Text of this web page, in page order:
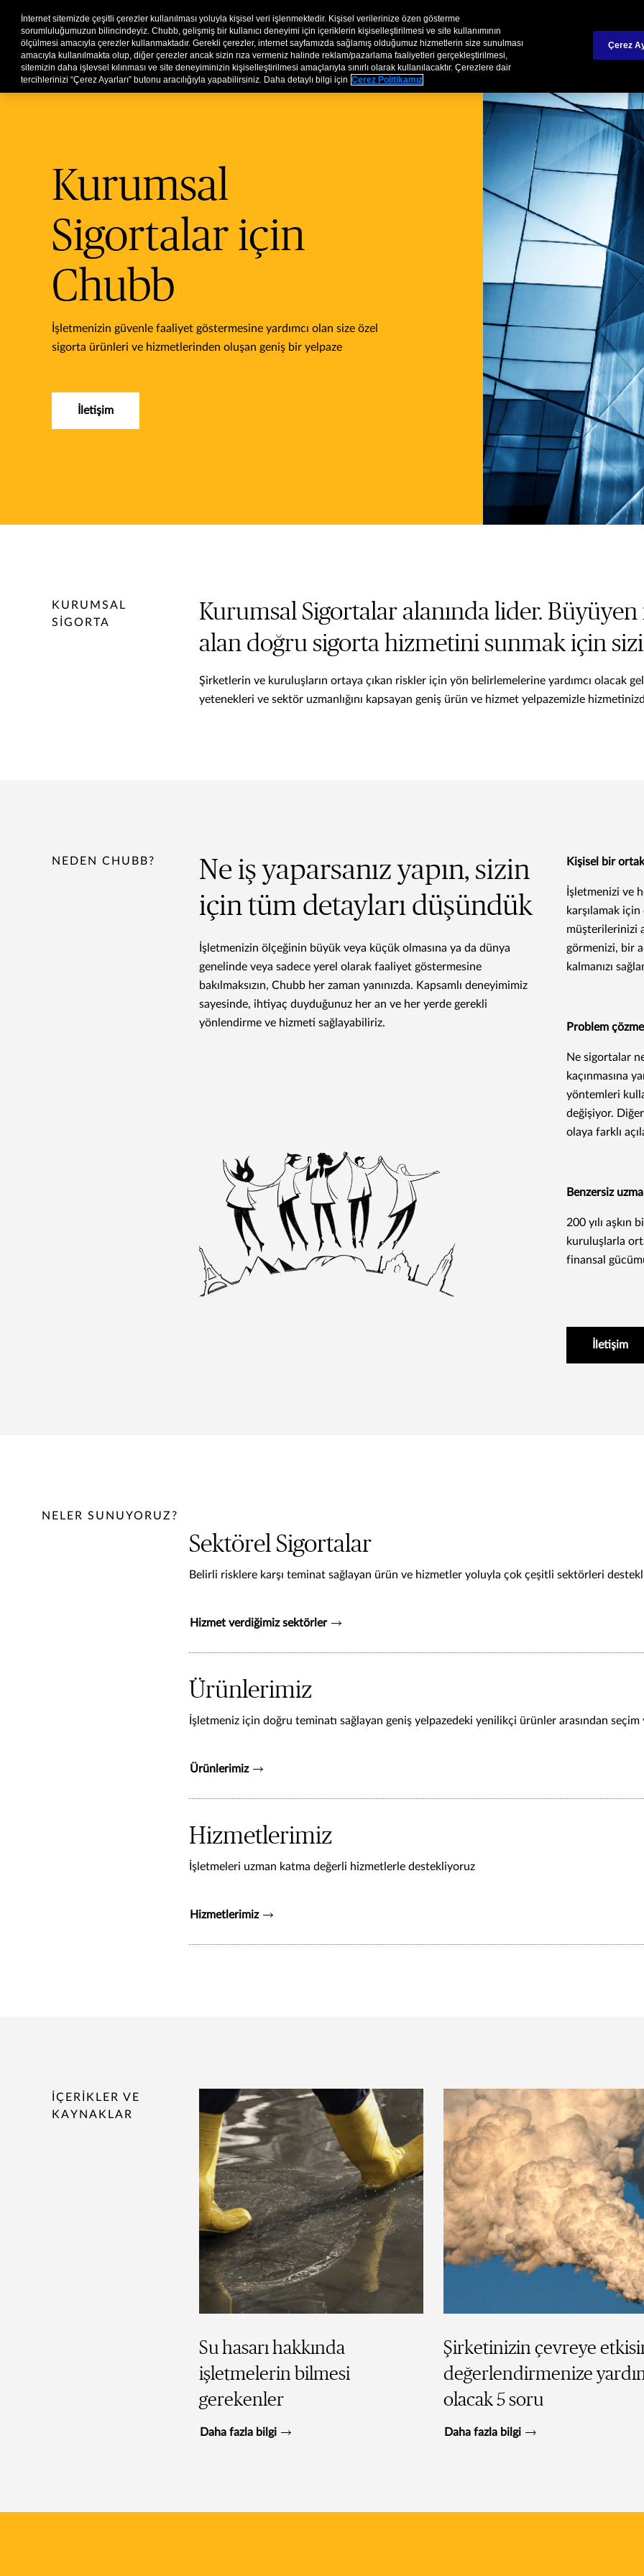
Sektörel Sigortalar Ürünlerimiz Hizmetlerimiz Hasar
Hasar Şikayet
Kurumsal
Sigortalar için
Chubb
İşletmenizin güvenle faaliyet göstermesine yardımcı olan size özel
sigorta ürünleri ve hizmetlerinden oluşan geniş bir yelpaze
İletişim
KURUMSAL
SİGORTA
Kurumsal Sigortalar alanında lider.
alan doğru sigorta hizmetini sunmak için
Şirketlerin ve kuruluşların ortaya çıkan riskler için yön belirlemelerine yardımcı olacak
yetenekleri ve sektör uzmanlığını kapsayan geniş ürün ve hizmet yelpazemizle
NEDEN CHUBB?
Ne iş yaparsanız yapın, sizin
için tüm detayları düşündük
İşletmenizin ölçeğinin büyük veya küçük olmasına ya da dünya
genelinde veya sadece yerel olarak faaliyet göstermesine
bakılmaksızın, Chubb her zaman yanınızda. Kapsamlı deneyimimiz
sayesinde, ihtiyaç duyduğunuz her an ve her yerde gerekli
yönlendirme ve hizmeti sağlayabiliriz.
Kişisel bir
İşletmenizi ve
karşılamak
müşterilerinizi
görmenizi, bir
kalmanızı
Problem
Ne sigortalar
kaçınmasına
yöntemleri
değişiyor.
olaya farklı
Benzersiz
200 yılı
kuruluşlarla
finansal
İletişim
NELER SUNUYORUZ?
Sektörel Sigortalar
Belirli risklere karşı teminat sağlayan ürün ve hizmetler yoluyla çok çeşitli sektörleri
Hizmet verdiğimiz sektörler
Ürünlerimiz
İşletmeniz için doğru teminatı sağlayan geniş yelpazedeki yenilikçi ürünler arasından
Ürünlerimiz
Hizmetlerimiz
İşletmeleri uzman katma değerli hizmetlerle destekliyoruz
Hizmetlerimiz
İÇERİKLER VE
KAYNAKLAR
Su hasarı hakkında
işletmelerin bilmesi
gerekenler
Daha fazla bilgi
Şirketinizin çevreye
değerlendirmenize
olacak 5 soru
Daha fazla bilgi
İnternet sitemizde çeşitli çerezler kullanılması yoluyla kişisel veri işlenmektedir. Kişisel verilerinize özen gösterme
sorumluluğumuzun bilincindeyiz. Chubb, gelişmiş bir kullanıcı deneyimi için içeriklerin kişiselleştirilmesi ve site kullanımının
ölçülmesi amacıyla çerezler kullanmaktadır. Gerekli çerezler, internet sayfamızda sağlamış olduğumuz hizmetlerin size sunulması
amacıyla kullanılmakta olup, diğer çerezler ancak sizin rıza vermeniz halinde reklam/pazarlama faaliyetleri gerçekleştirilmesi,
sitemizin daha işlevsel kılınması ve site deneyiminizin kişiselleştirilmesi amaçlarıyla sınırlı olarak kullanılacaktır. Çerezlere dair
tercihlerinizi “Çerez Ayarları” butonu aracılığıyla yapabilirsiniz. Daha detaylı bilgi için Çerez Politikamız
Çerez